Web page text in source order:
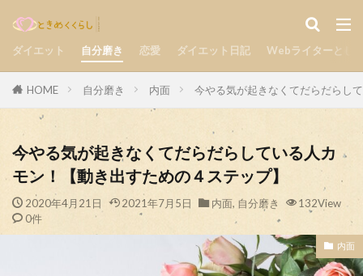
ダイエット 自分磨き 恋愛 ダイエット日記 Webライターとし
HOME 自分磨き 内面 今やる気が起きなくてだらだらし
今やる気が起きなくてだらだらしている人カ
モン！【動き出すための４ステップ】
2020年4月21日 2021年7月5日 内面, 自分磨き
132View
0件
内面
カテゴリー